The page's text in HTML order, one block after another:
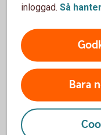
För att se
godkänna
inloggad. Så
Bara